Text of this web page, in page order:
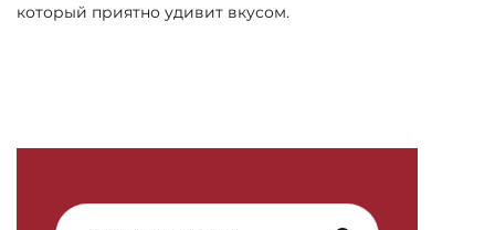
который приятно удивит вкусом.
Искать: